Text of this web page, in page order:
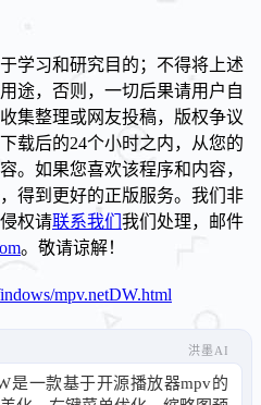
学习和研究目的；不得将上述
途，否则，一切后果请用户自
集整理或网友投稿，版权争议
载后的24个小时之内，从您的
。如果您喜欢该程序和内容，
得到更好的正版服务。我们非
权请联系我们 我们处理，邮件
。敬请谅解！
mpv.netDW.html
洪墨AI
是一款基于开源播放器mpv的